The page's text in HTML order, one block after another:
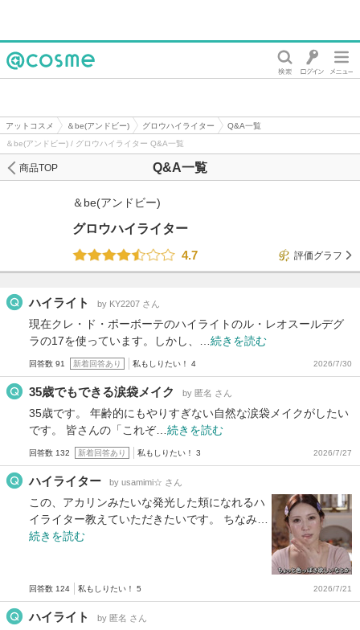
アットコスメ ＆be(アンドビー) グロウハイライター
Q&A一覧
＆be(アンドビー) / グロウハイライター Q&A一覧
Q&A一覧
商品TOP
＆be(アンドビー)
グロウハイライター
4.7
評価グラフ
ハイライト by KY2207 さん
現在クレ・ド・ポーボーテのハイライトのル・レオスールデグ
ラの17を使っています。しかし、… 続きを読む
回答数 91 新着回答あり 私もしりたい！ 4 2026/7/30
35歳でもできる涙袋メイク by 匿名 さん
35歳です。 年齢的にもやりすぎない自然な涙袋メイクがしたい
です。 皆さんの「これぞ… 続きを読む
回答数 132 新着回答あり 私もしりたい！ 3 2026/7/27
ハイライター by usamimi☆ さん
この、アカリンみたいな発光した頬になれるハ
イライター教えていただきたいです。 ちなみ…
続きを読む
回答数 124 私もしりたい！ 5 2026/7/21
ハイライト by 匿名 さん